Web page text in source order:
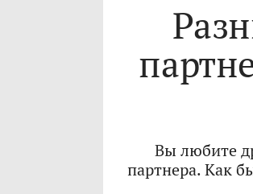
Вы любите
партнера. Как